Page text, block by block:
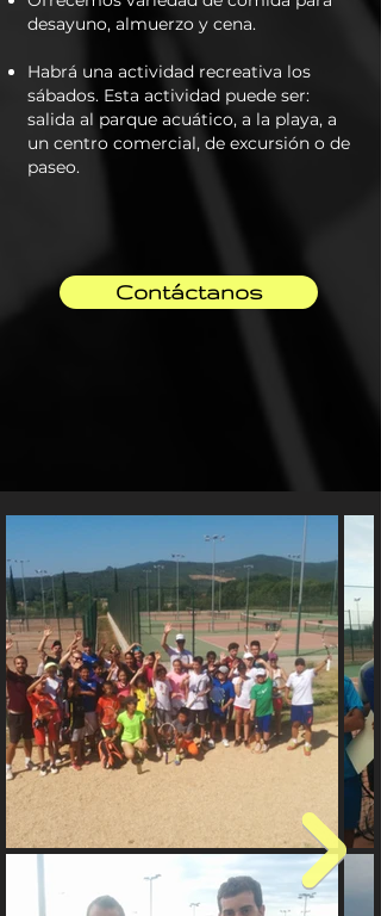
desayuno, almuerzo y cena.
Habrá una actividad recreativa los
sábados. Esta actividad puede ser:
salida al parque acuático, a la playa, a
un centro comercial, de excursión o de
paseo.
Contáctanos